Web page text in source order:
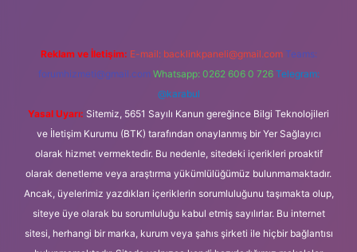
Reklam ve İletişim: E-mail: backlinkpaneli@gmail.com Teams:
forumhizmeti@gmail.com Whatsapp: 0262 606 0 726 Telegram:
@karabul
Yasal Uyarı: Sitemiz, 5651 Sayılı Kanun gereğince Bilgi Teknolojileri
ve İletişim Kurumu (BTK) tarafından onaylanmış bir Yer Sağlayıcı
olarak hizmet vermektedir. Bu nedenle, sitedeki içerikleri proaktif
olarak denetleme veya araştırma yükümlülüğümüz bulunmamaktadır.
Ancak, üyelerimiz yazdıkları içeriklerin sorumluluğunu taşımakta olup,
siteye üye olarak bu sorumluluğu kabul etmiş sayılırlar. Bu internet
sitesi, herhangi bir marka, kurum veya şahıs şirketi ile hiçbir bağlantısı